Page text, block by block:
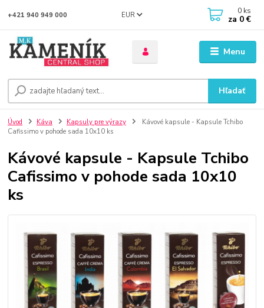
Menu
EUR
Hľadať
+421 940 949 000 0 ks
za 0 €
Úvod Káva Kapsuly pre výrazy
Kávové kapsule - Kapsule Tchibo
Cafissimo v pohode sada 10x10 ks
Kávové kapsule - Kapsule Tchibo
Cafissimo v pohode sada 10x10
ks